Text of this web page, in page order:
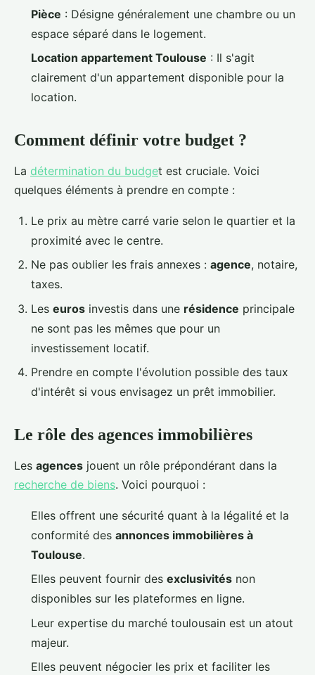
Pièce : Désigne généralement une chambre ou un
espace séparé dans le logement.
Location appartement Toulouse : Il s'agit
clairement d'un appartement disponible pour la
location.
Comment définir votre budget ?
La détermination du budget est cruciale. Voici
quelques éléments à prendre en compte :
Le prix au mètre carré varie selon le quartier et la
proximité avec le centre.
Ne pas oublier les frais annexes : agence, notaire,
taxes.
Les euros investis dans une résidence principale
ne sont pas les mêmes que pour un
investissement locatif.
Prendre en compte l'évolution possible des taux
d'intérêt si vous envisagez un prêt immobilier.
Le rôle des agences immobilières
Les agences jouent un rôle prépondérant dans la
recherche de biens. Voici pourquoi :
Elles offrent une sécurité quant à la légalité et la
conformité des annonces immobilières à
Toulouse.
Elles peuvent fournir des exclusivités non
disponibles sur les plateformes en ligne.
Leur expertise du marché toulousain est un atout
majeur.
Elles peuvent négocier les prix et faciliter les